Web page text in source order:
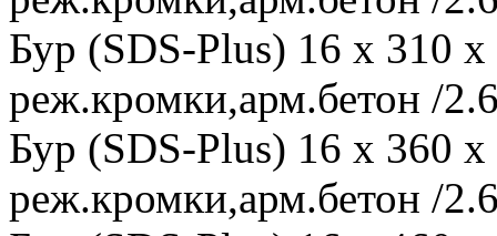
Бур (SDS-Plus) 16 x 310
реж.кромки,арм.бетон /
Бур (SDS-Plus) 16 x 360
реж.кромки,арм.бетон /